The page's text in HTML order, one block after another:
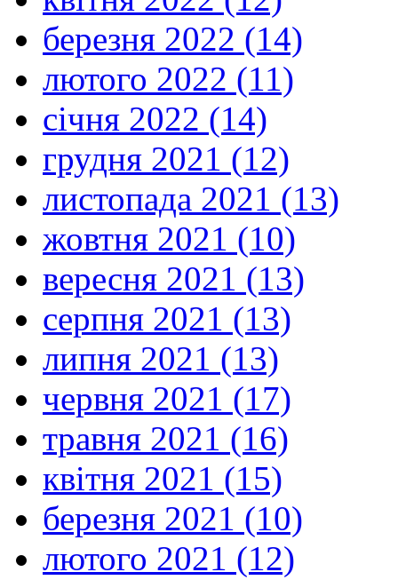
березня 2022 (14)
лютого 2022 (11)
січня 2022 (14)
грудня 2021 (12)
листопада 2021 (13)
жовтня 2021 (10)
вересня 2021 (13)
серпня 2021 (13)
липня 2021 (13)
червня 2021 (17)
травня 2021 (16)
квітня 2021 (15)
березня 2021 (10)
лютого 2021 (12)